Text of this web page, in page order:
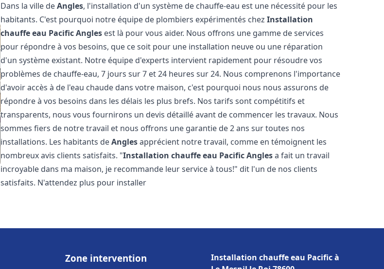
Dans la ville deAngles, l'installation d'un système de chauffe-eau est une nécessité pour les
habitants. C'est pourquoi notre équipe de plombiers expérimentés chezInstallation
chauffe eau PacificAngles est là pour vous aider. Nous offrons une gamme de services
pour répondre à vos besoins, que ce soit pour une installation neuve ou une réparation
d'un système existant. Notre équipe d'experts intervient rapidement pour résoudre vos
problèmes de chauffe-eau, 7 jours sur 7 et 24 heures sur 24. Nous comprenons l'importance
d'avoir accès à de l'eau chaude dans votre maison, c'est pourquoi nous nous assurons de
répondre à vos besoins dans les délais les plus brefs. Nos tarifs sont compétitifs et
transparents, nous vous fournirons un devis détaillé avant de commencer les travaux. Nous
sommes fiers de notre travail et nous offrons une garantie de 2 ans sur toutes nos
installations. Les habitants deAnglesapprécient notre travail, comme en témoignent les
nombreux avis clients satisfaits. "Installation chauffe eau PacificAnglesa fait un travail
incroyable dans ma maison, je recommande leur service à tous!" dit l'un de nos clients
satisfaits. N'attendez plus pour installer
Zone intervention
Installation chauffe eau Pacific à